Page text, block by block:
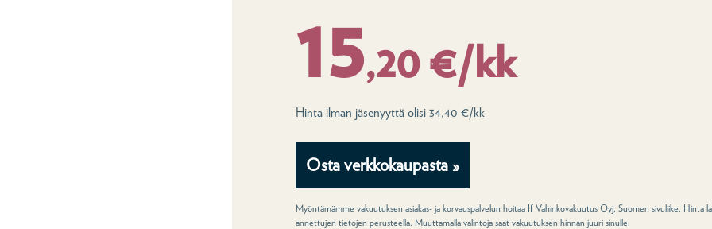
15,20 €/kk
Hinta ilman jäsenyyttä olisi 34,40 €/kk
Osta verkkokaupasta »
Myöntämämme vakuutuksen asiakas- ja korvauspalvelun hoitaa If Vahinkovakuutus Oyj, Suomen sivuliike. Hinta
annettujen tietojen perusteella. Muuttamalla valintoja saat vakuutuksen hinnan juuri sinulle.